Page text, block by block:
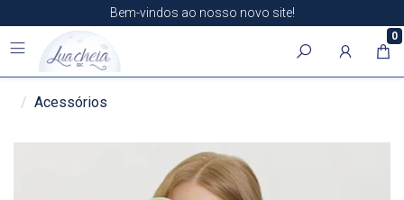
Bem-vindos ao nosso novo site!
0
Acessórios